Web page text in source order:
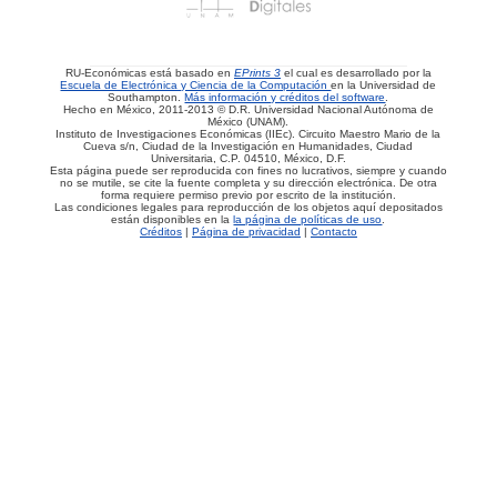
RU-Económicas está basado en EPrints 3 el cual es desarrollado por la
Escuela de Electrónica y Ciencia de la Computaciónen la Universidad de
Southampton.Más información y créditos del software.
Hecho en México, 2011-2013 © D.R. Universidad Nacional Autónoma de
México (UNAM).
Instituto de Investigaciones Económicas (IIEc). Circuito Maestro Mario de la
Cueva s/n, Ciudad de la Investigación en Humanidades, Ciudad
Universitaria, C.P. 04510, México, D.F.
Esta página puede ser reproducida con fines no lucrativos, siempre y cuando
no se mutile, se cite la fuente completa y su dirección electrónica. De otra
forma requiere permiso previo por escrito de la institución.
Las condiciones legales para reproducción de los objetos aquí depositados
están disponibles en lala página de políticas de uso.
Créditos| Página de privacidad | Contacto